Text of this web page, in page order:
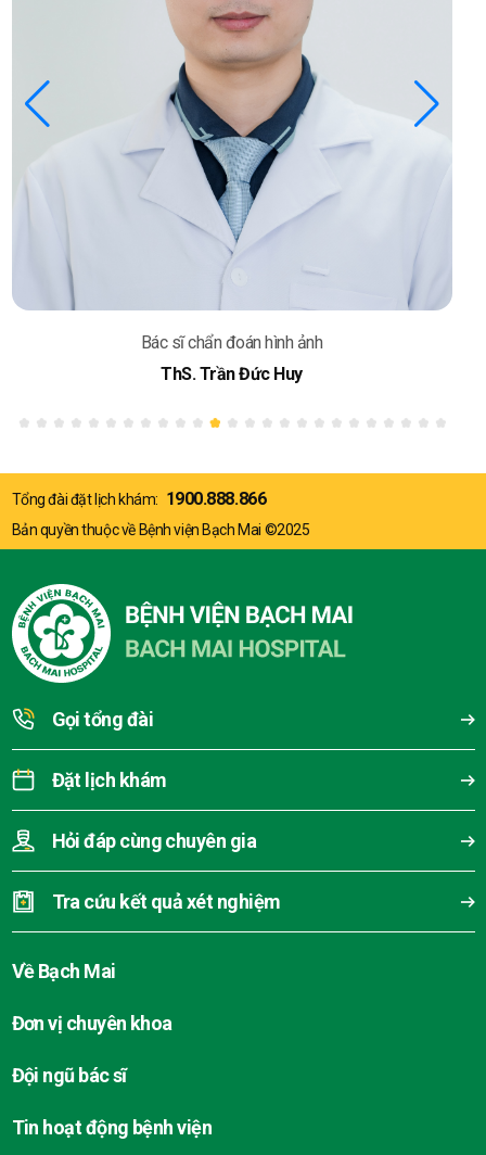
Bác sĩ chẩn đoán hình ảnh
ThS Trần Thị Đỗ Quyên
Tổng đài đặt lịch khám: 1900.888.866
Bản quyền thuộc về Bệnh viện Bạch Mai ©2025
Gọi tổng đài
Đặt lịch khám
Hỏi đáp cùng chuyên gia
Tra cứu kết quả xét nghiệm
Về Bạch Mai
Đơn vị chuyên khoa
Đội ngũ bác sĩ
Tin hoạt động bệnh viện